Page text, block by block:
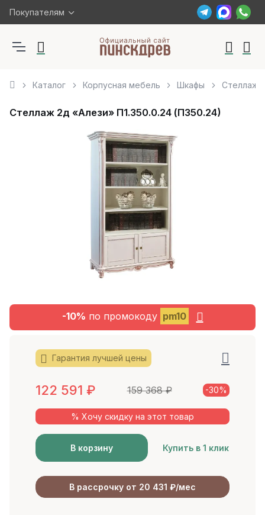
Покупателям
Каталог Корпусная мебель Шкафы Стеллаж
Стеллаж 2д «Алези» П1.350.0.24 (П350.24)
-10% по промокоду pm10
Гарантия лучшей цены
122 591 ₽ 159 368₽ -30%
% Хочу скидку на этот товар
В корзину Купить в 1 клик
В рассрочку от 20 431 ₽/мес